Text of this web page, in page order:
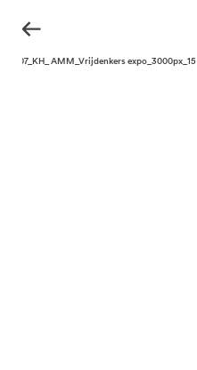
210907_KH_ AMM_Vrijdenkers expo_3000px_15